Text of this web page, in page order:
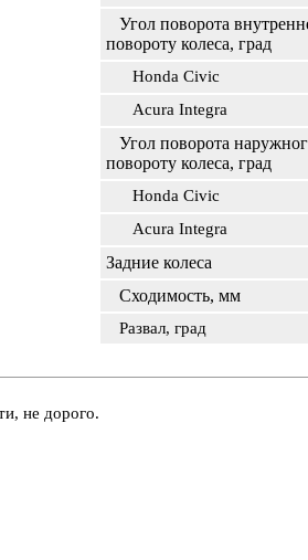
Угол поворота
повороту колеса, град
Honda Civic
Acura Integra
Угол поворота
повороту колеса, град
Honda Civic
Acura Integra
Задние колеса
Сходимость, мм
Развал, град
не дорого.